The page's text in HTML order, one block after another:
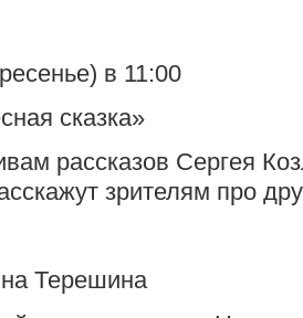
в 11:00
сказка»
рассказов Сергея
зрителям про
Терешина